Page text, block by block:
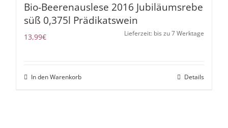
Bio-Beerenauslese 2016 Jubiläumsrebe
süß 0,375l Prädikatswein
13,99€ Lieferzeit: bis zu 7 Werktage
In den Warenkorb Details